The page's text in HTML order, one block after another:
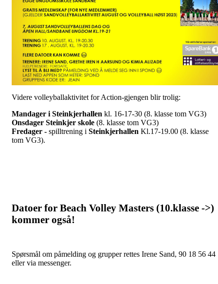
Videre volleyballaktivitet for Action-gjengen blir trolig:
Mandager i Steinkjerhallen kl. 16-17-30 (8. klasse tom VG3)
Onsdager Steinkjer skole (8. klasse tom VG3)
Fredager - spilltrening i Steinkjerhallen Kl.17-19.00 (8. klasse
tom VG3).
Datoer for Beach Volley Masters (10.klasse ->)
kommer også!
Spørsmål om påmelding og grupper rettes Irene Sand, 90 18 56 44
eller via messenger.